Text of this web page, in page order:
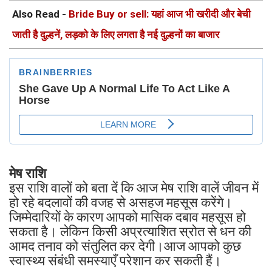
Also Read - Bride Buy or sell: यहां आज भी खरीदी और बेची
जाती है दुल्हनें, लड़को के लिए लगता है नई दुल्हनों का बाजार
मेष राशि
इस राशि वालों को बता दें कि आज मेष राशि वालें जीवन में
हो रहे बदलावों की वजह से असहज महसूस करेंगे।
जिम्मेदारियों के कारण आपको मासिक दबाव महसूस हो
सकता है। लेकिन किसी अप्रत्याशित स्रोत से धन की
आमद तनाव को संतुलित कर देगी।आज आपको कुछ
स्वास्थ्य संबंधी समस्याएँ परेशान कर सकती हैं।